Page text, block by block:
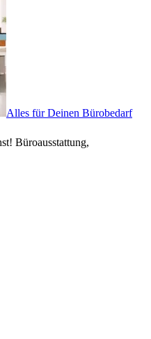
Alles für Deinen Bürobedarf
Büroausstattung,